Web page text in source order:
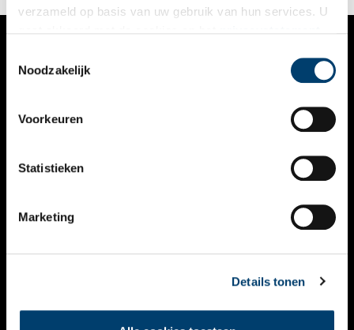
verzameld op basis van uw gebruik van hun services. U
Noodzakelijk
Voorkeuren
Statistieken
Marketing
Details tonen
VERHALEN
KALENDER
THEMA’S
VIDEO’S
CONTACT